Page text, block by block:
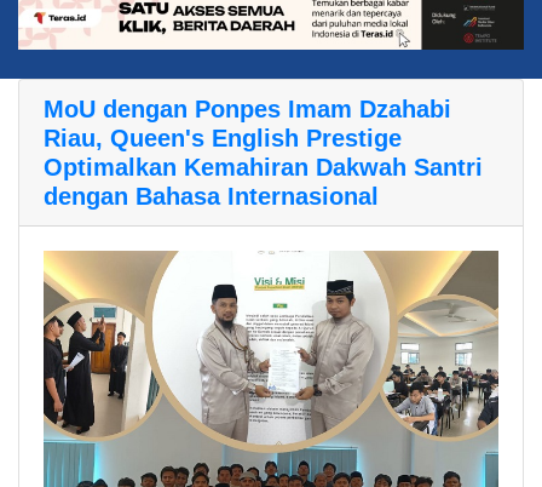
MoU dengan Ponpes Imam Dzahabi
Riau, Queen's English Prestige
Optimalkan Kemahiran Dakwah Santri
dengan Bahasa Internasional